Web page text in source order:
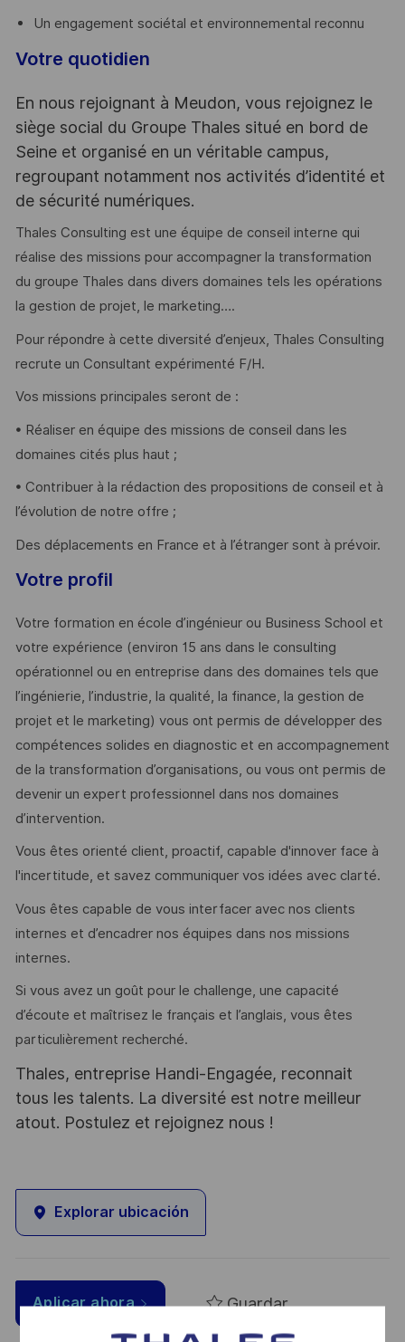
Un engagement sociétal et environnemental reconnu
Votre quotidien
En nous rejoignant à Meudon, vous rejoignez le
siège social du Groupe Thales situé en bord de
Seine et organisé en un véritable campus,
regroupant notamment nos activités d’identité et
de sécurité numériques.
Thales Consulting est une équipe de conseil interne qui
réalise des missions pour accompagner la transformation
du groupe Thales dans divers domaines tels les opérations
la gestion de projet, le marketing….
Pour répondre à cette diversité d’enjeux, Thales Consulting
recrute un Consultant expérimenté F/H.
Vos missions principales seront de :
• Réaliser en équipe des missions de conseil dans les
domaines cités plus haut ;
• Contribuer à la rédaction des propositions de conseil et à
l’évolution de notre offre ;
Des déplacements en France et à l’étranger sont à prévoir.
Votre profil
Votre formation en école d’ingénieur ou Business School et
votre expérience (environ 15 ans dans le consulting
opérationnel ou en entreprise dans des domaines tels que
l’ingénierie, l’industrie, la qualité, la finance, la gestion de
projet et le marketing) vous ont permis de développer des
compétences solides en diagnostic et en accompagnement
de la transformation d’organisations, ou vous ont permis de
devenir un expert professionnel dans nos domaines
d’intervention.
Vous êtes orienté client, proactif, capable d'innover face à
l'incertitude, et savez communiquer vos idées avec clarté.
Vous êtes capable de vous interfacer avec nos clients
internes et d’encadrer nos équipes dans nos missions
internes.
Si vous avez un goût pour le challenge, une capacité
d’écoute et maîtrisez le français et l’anglais, vous êtes
particulièrement recherché.
Thales, entreprise Handi-Engagée, reconnait
tous les talents. La diversité est notre meilleur
atout. Postulez et rejoignez nous !
Explorar ubicación
Aplicar ahora Guardar